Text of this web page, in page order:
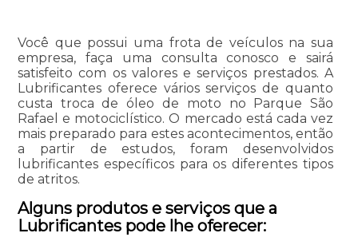
Você que possui uma frota de veículos na sua
empresa, faça uma consulta conosco e sairá
satisfeito com os valores e serviços prestados. A
Lubrificantes oferece vários serviços de quanto
custa troca de óleo de moto no Parque São
Rafael e motociclístico. O mercado está cada vez
mais preparado para estes acontecimentos, então
a partir de estudos, foram desenvolvidos
lubrificantes específicos para os diferentes tipos
de atritos.
Alguns produtos e serviços que a
Lubrificantes pode lhe oferecer: